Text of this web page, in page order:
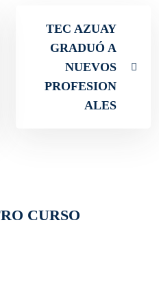
TEC AZUAY
GRADUÓ A
NUEVOS
PROFESION
ALES
CURSO